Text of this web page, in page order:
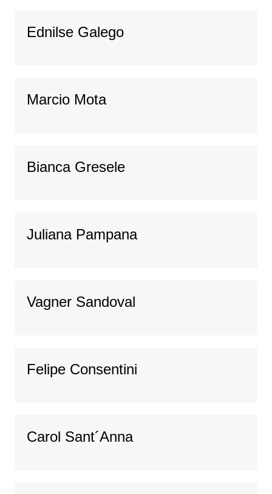
Ednilse Galego
Marcio Mota
Bianca Gresele
Juliana Pampana
Vagner Sandoval
Felipe Consentini
Carol Sant´Anna